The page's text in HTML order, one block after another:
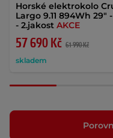
Horské elektrokolo
Largo 9.11 894Wh 29"
- 2.jakost AKCE
57 690 Kč 61 990 Kč
skladem